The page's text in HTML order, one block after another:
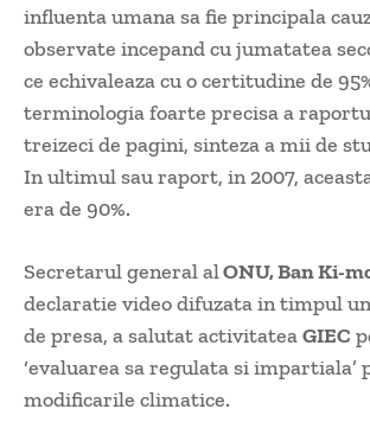
influenta umana sa fie principala
observate incepand cu jumatatea
ce echivaleaza cu o certitudine de
terminologia foarte precisa a
treizeci de pagini, sinteza a mii de
In ultimul sau raport, in 2007,
era de 90%.
Secretarul general alONU, Ban Ki-
declaratie video difuzata in timpul
de presa, a salutat activitateaGIEC
‘evaluarea sa regulata si impartiala’
modificarile climatice.